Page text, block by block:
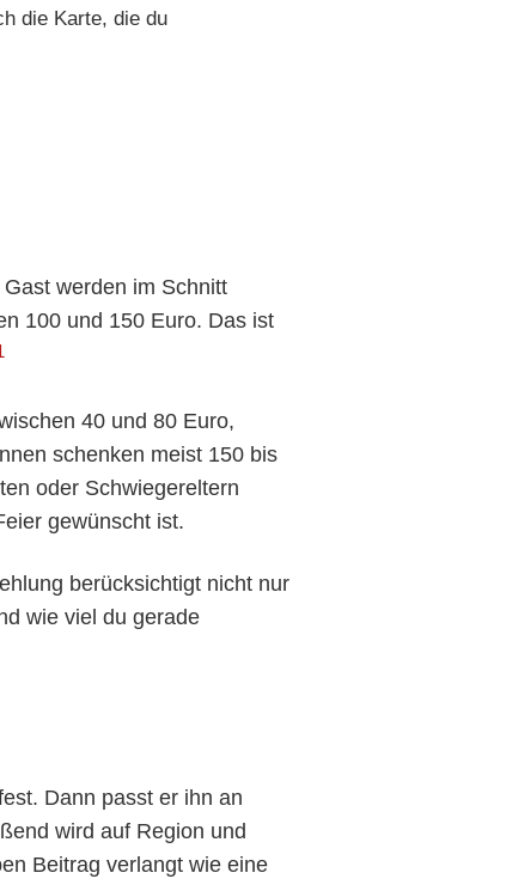
die Karte, die du
werden im Schnitt
100 und 150 Euro. Das ist
40 und 80 Euro,
schenken meist 150 bis
oder Schwiegereltern
gewünscht ist.
berücksichtigt nicht nur
wie viel du gerade
Dann passt er ihn an
wird auf Region und
Beitrag verlangt wie eine